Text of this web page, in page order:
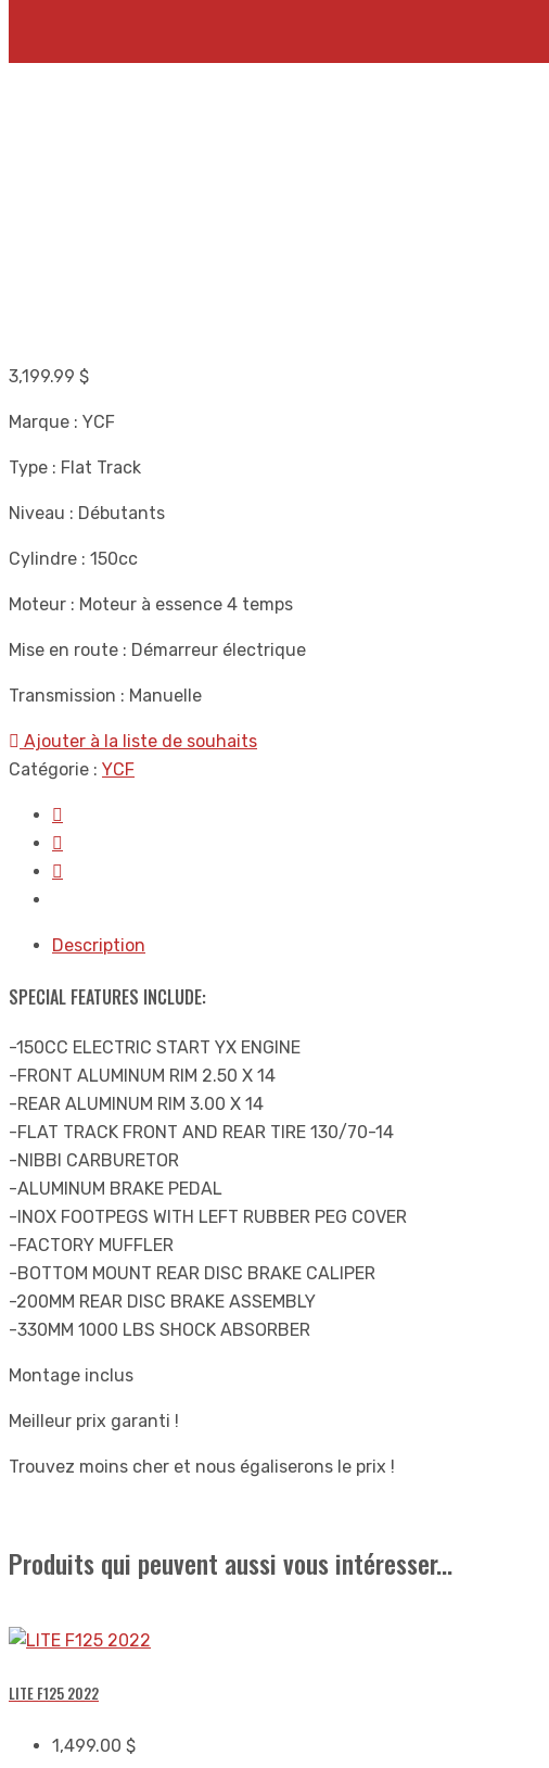
3,199.99 $
Marque : YCF
Type : Flat Track
Niveau : Débutants
Cylindre : 150cc
Moteur : Moteur à essence 4 temps
Mise en route : Démarreur électrique
Transmission : Manuelle
Ajouter à la liste de souhaits
Catégorie : YCF
Description
SPECIAL FEATURES INCLUDE:
-150CC ELECTRIC START YX ENGINE
-FRONT ALUMINUM RIM 2.50 X 14
-REAR ALUMINUM RIM 3.00 X 14
-FLAT TRACK FRONT AND REAR TIRE 130/70-14
-NIBBI CARBURETOR
-ALUMINUM BRAKE PEDAL
-INOX FOOTPEGS WITH LEFT RUBBER PEG COVER
-FACTORY MUFFLER
-BOTTOM MOUNT REAR DISC BRAKE CALIPER
-200MM REAR DISC BRAKE ASSEMBLY
-330MM 1000 LBS SHOCK ABSORBER
Montage inclus
Meilleur prix garanti !
Trouvez moins cher et nous égaliserons le prix !
Produits qui peuvent aussi vous intéresser...
LITE F125 2022
1,499.00 $